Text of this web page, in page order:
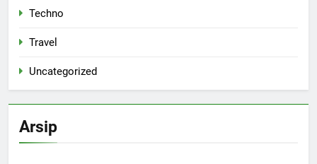
Techno
Travel
Uncategorized
Arsip